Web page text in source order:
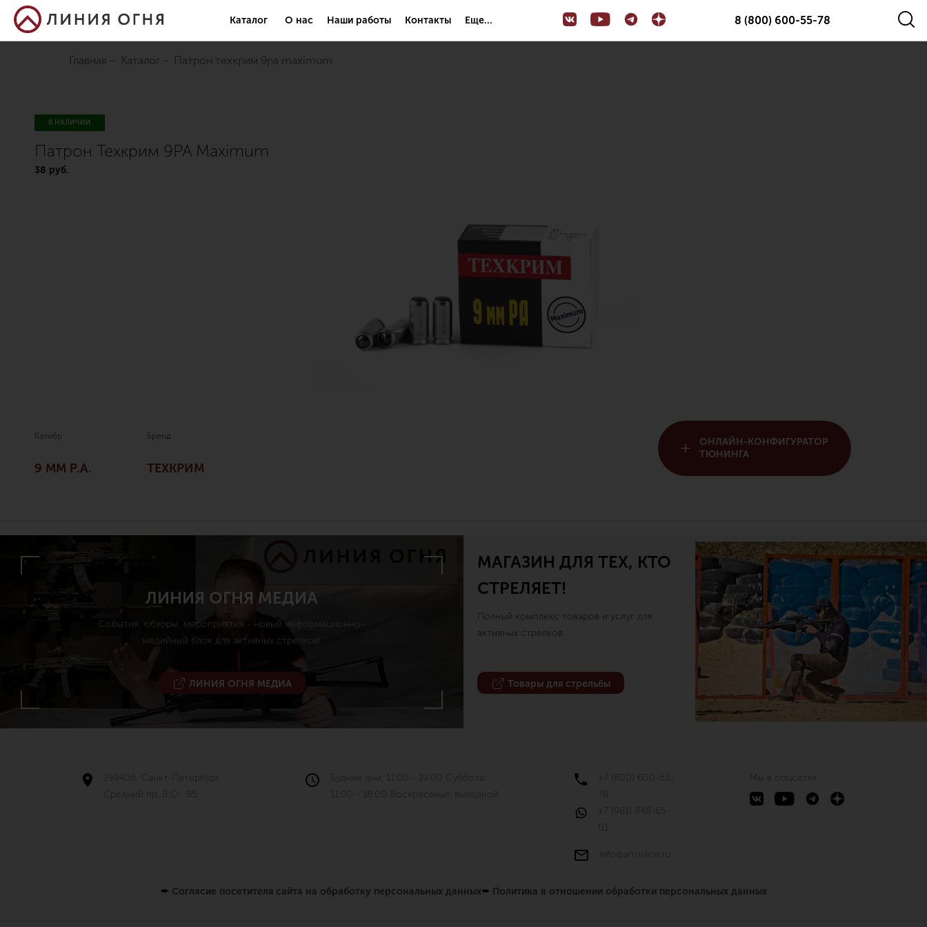
Каталог О нас Наши работы Контакты Еще... 8 (800) 600-55-78
Главная Каталог патрон техкрим 9pa maximum
В НАЛИЧИИ
Патрон Техкрим 9PA Maximum
38 руб.
Калибр
9 ММ P.A.
Бренд
ТЕХКРИМ
ОНЛАЙН-КОНФИГУРАТОР
ТЮНИНГА
ЛИНИЯ ОГНЯ МЕДИА
События, обзоры, мероприятия - новый информационно-
медийный блок для активных стрелков!
ЛИНИЯ ОГНЯ МЕДИА
МАГАЗИН ДЛЯ ТЕХ, КТО
СТРЕЛЯЕТ!
Полный комплекс товаров и услуг для
активных стрелков.
Товары для стрельбы
199406, Санкт-Петербург,
Средний пр. В.О., 85
Будние дни: 11:00 - 19:00 Суббота:
11:00 - 18:00 Воскресенье: выходной
+7 (800) 600-55-
78
+7 (981) 848-65-
01
info@armsline.ru
Мы в соцсетях
✒ Согласие посетителя сайта на обработку персональных данных✒ Политика в отношении обработки персональных данных